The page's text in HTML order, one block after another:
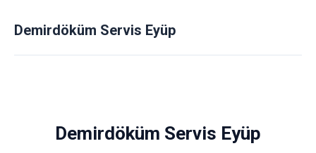
Demirdöküm Servis Eyüp
Demirdöküm Servis Eyüp